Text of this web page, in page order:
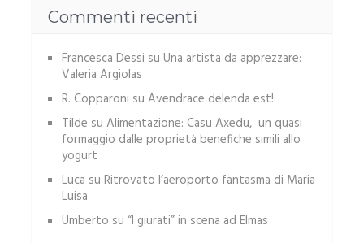
Commenti recenti
Francesca Dessi su Una artista da apprezzare:
Valeria Argiolas
R. Copparoni su Avendrace delenda est!
Tilde su Alimentazione: Casu Axedu, un quasi
formaggio dalle proprietà benefiche simili allo
yogurt
Luca su Ritrovato l’aeroporto fantasma di Maria
Luisa
Umberto su “I giurati” in scena ad Elmas